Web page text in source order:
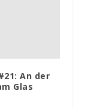
An der
Glas